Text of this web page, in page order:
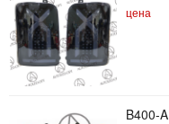
цена
B400-A